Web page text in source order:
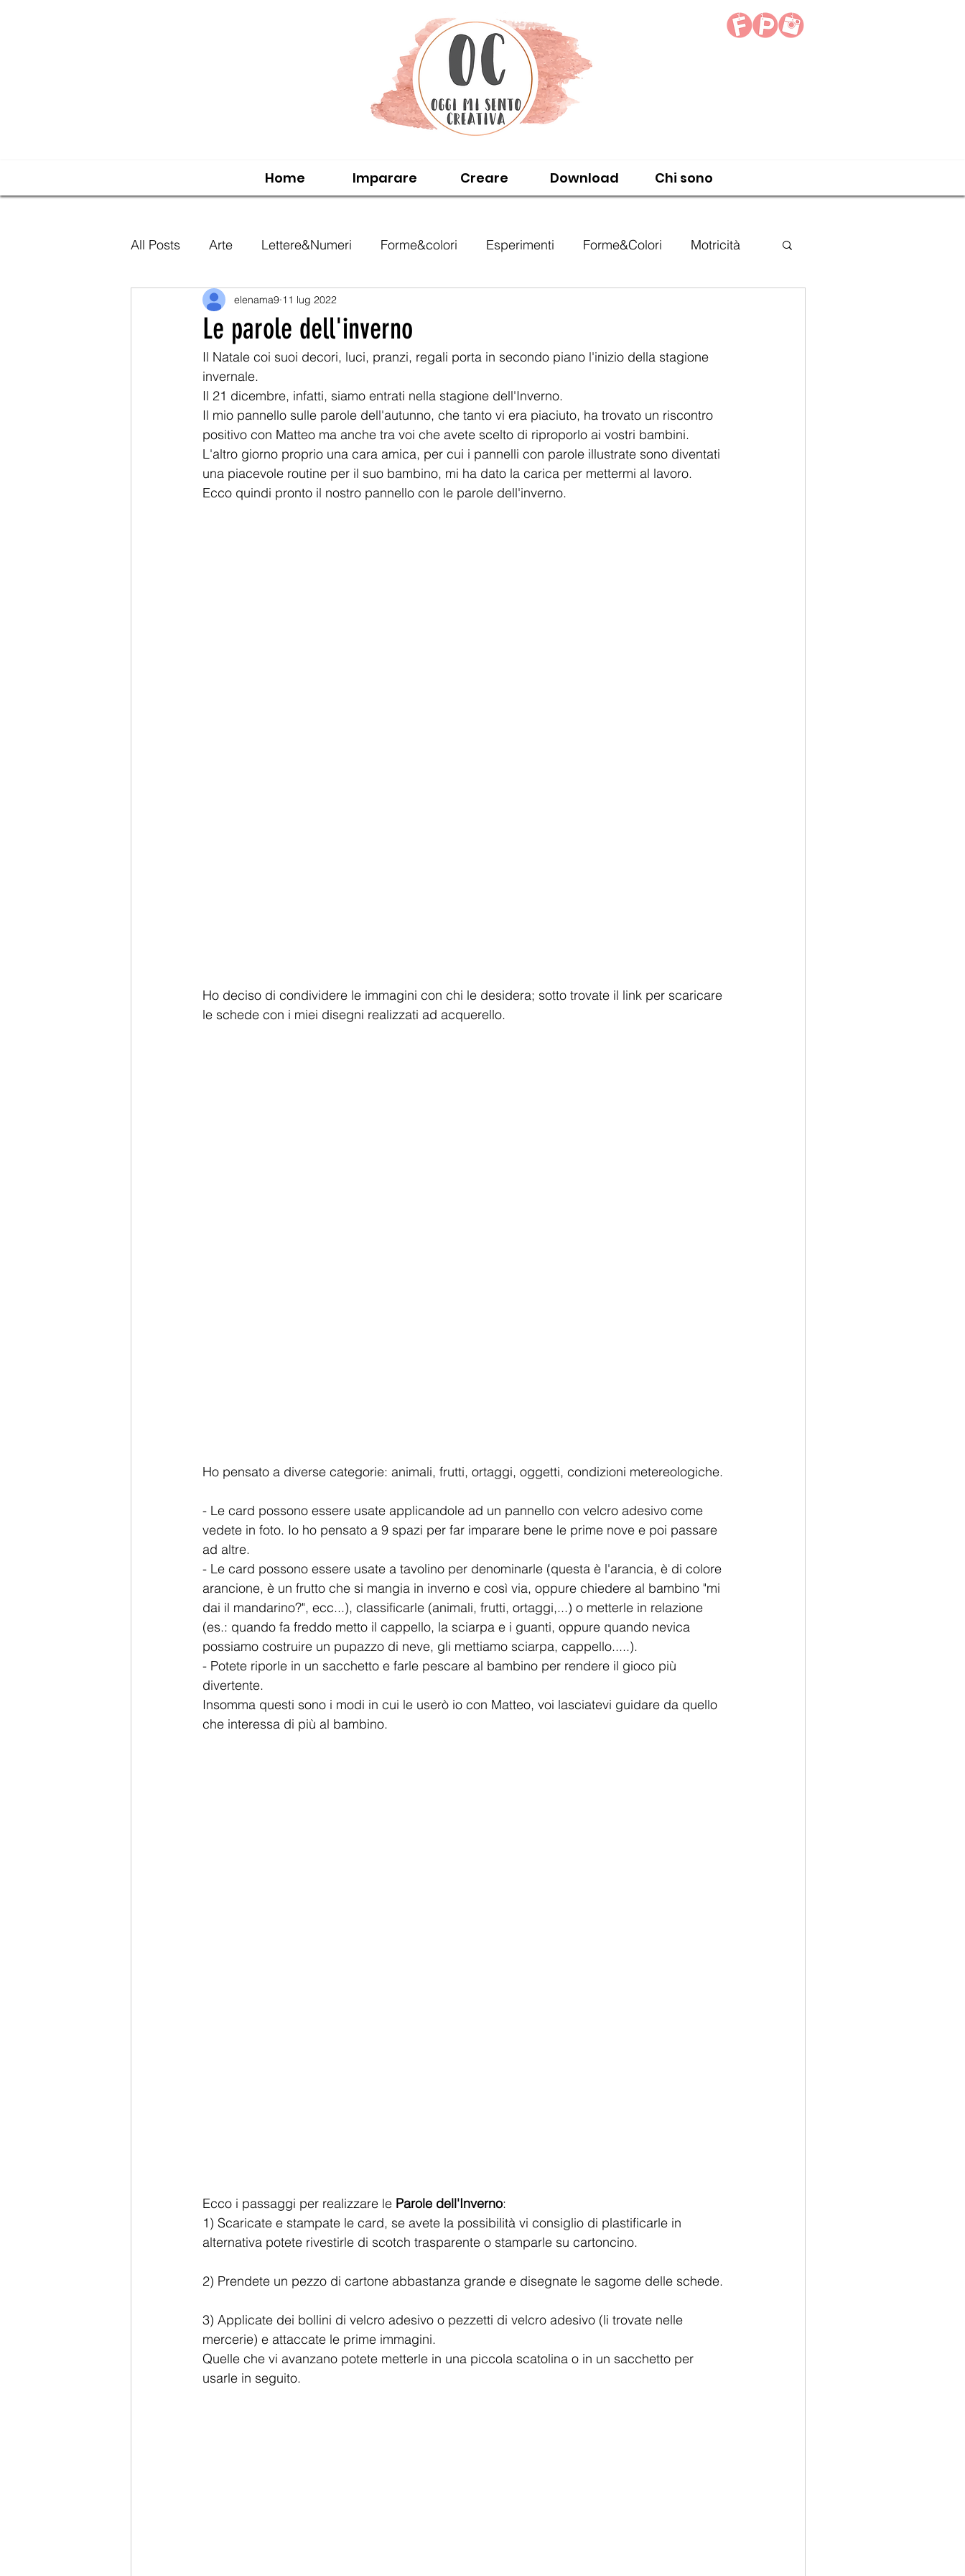
Home Imparare Creare Download Chi sono
All Posts Arte Lettere&Numeri Forme&colori Esperimenti Forme&Colori Motricità
Esperimenti Decorazioni
Le parole dell'inverno
elenama9 11 lug 2022
Il Natale coi suoi decori, luci, pranzi, regali porta in secondo piano l'inizio della stagione
invernale.
Il 21 dicembre, infatti, siamo entrati nella stagione dell'Inverno.
Il mio pannello sulle parole dell'autunno, che tanto vi era piaciuto, ha trovato un riscontro
positivo con Matteo ma anche tra voi che avete scelto di riproporlo ai vostri bambini.
L'altro giorno proprio una cara amica, per cui i pannelli con parole illustrate sono diventati
una piacevole routine per il suo bambino, mi ha dato la carica per mettermi al lavoro.
Ecco quindi pronto il nostro pannello con le parole dell'inverno.
Ho deciso di condividere le immagini con chi le desidera; sotto trovate il link per scaricare
le schede con i miei disegni realizzati ad acquerello.
Ho pensato a diverse categorie: animali, frutti, ortaggi, oggetti, condizioni metereologiche.
- Le card possono essere usate applicandole ad un pannello con velcro adesivo come
vedete in foto. Io ho pensato a 9 spazi per far imparare bene le prime nove e poi passare
ad altre.
- Le card possono essere usate a tavolino per denominarle (questa è l'arancia, è di colore
arancione, è un frutto che si mangia in inverno e così via, oppure chiedere al bambino "mi
dai il mandarino?", ecc...), classificarle (animali, frutti, ortaggi,...) o metterle in relazione
(es.: quando fa freddo metto il cappello, la sciarpa e i guanti, oppure quando nevica
possiamo costruire un pupazzo di neve, gli mettiamo sciarpa, cappello.....).
- Potete riporle in un sacchetto e farle pescare al bambino per rendere il gioco più
divertente.
Insomma questi sono i modi in cui le userò io con Matteo, voi lasciatevi guidare da quello
che interessa di più al bambino.
Ecco i passaggi per realizzare le Parole dell'Inverno:
1) Scaricate e stampate le card, se avete la possibilità vi consiglio di plastificarle in
alternativa potete rivestirle di scotch trasparente o stamparle su cartoncino.
2) Prendete un pezzo di cartone abbastanza grande e disegnate le sagome delle schede.
3) Applicate dei bollini di velcro adesivo o pezzetti di velcro adesivo (li trovate nelle
mercerie) e attaccate le prime immagini.
Quelle che vi avanzano potete metterle in una piccola scatolina o in un sacchetto per
usarle in seguito.